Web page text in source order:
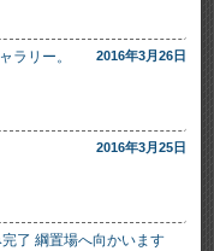
ラリー。 2016年3月26日
2016年3月25日
了 綱置場へ向かいます